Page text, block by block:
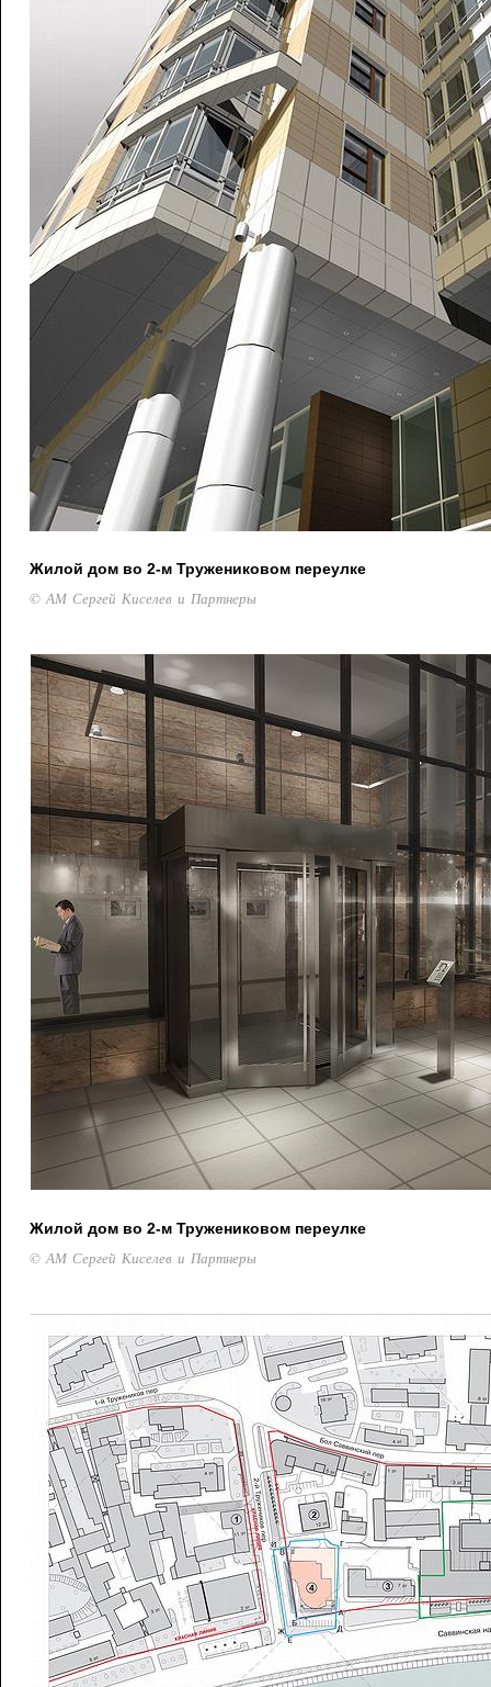
Жилой дом во 2-м Тружениковом переулке
© АМ Сергей Киселев и Партнеры
Жилой дом во 2-м Тружениковом переулке
© АМ Сергей Киселев и Партнеры